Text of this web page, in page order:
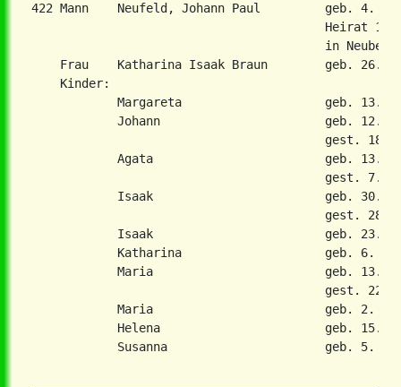
422 Mann    Neufeld, Johann Paul         geb. 4.
Heirat 1.
in
Frau    Katharina Isaak Braun        geb. 26.
    Kinder:
Margareta                    geb. 13.
Johann                       geb. 12.
gest. 18.
Agata                        geb. 13.
gest. 7.
Isaak                        geb. 30.
gest. 28.
Isaak                        geb. 23.
Katharina                    geb. 6.
Maria                        geb. 13.
gest. 22.
Maria                        geb. 2.
Helena                       geb. 15.
Susanna                      geb. 5.